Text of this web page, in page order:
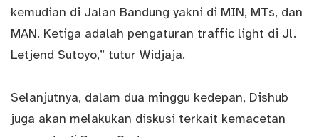
kemudian di Jalan Bandung yakni di MIN, MTs, dan
MAN. Ketiga adalah pengaturan traffic light di Jl.
Letjend Sutoyo,” tutur Widjaja.
Selanjutnya, dalam dua minggu kedepan, Dishub
juga akan melakukan diskusi terkait kemacetan